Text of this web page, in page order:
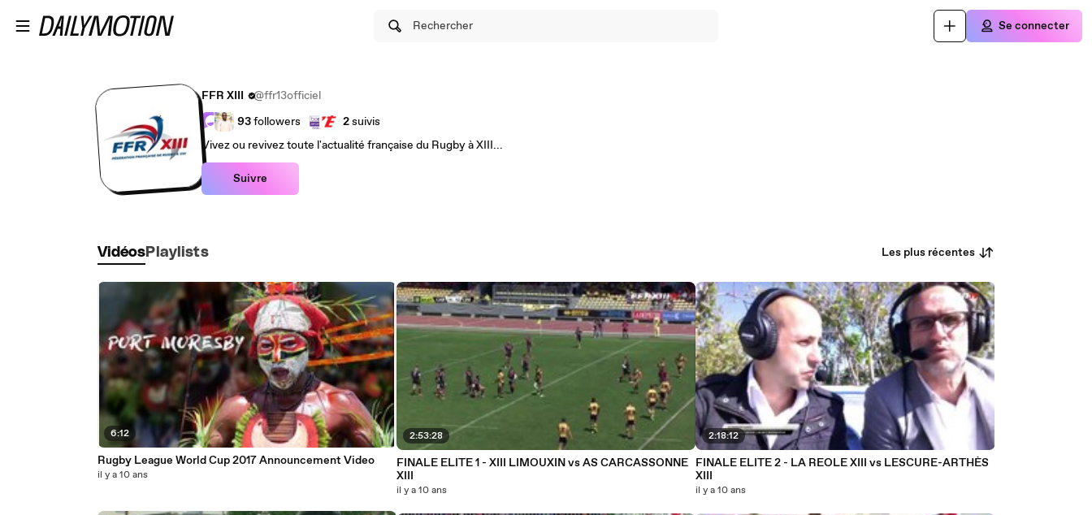
Rechercher Se connecter
FFR XIII
@ffr13officiel
93followers 2suivis
Vivez ou revivez toute l'actualité française du Rugby à XIII...
Suivre
Vidéos Playlists Les plus récentes
6:12
Rugby League World Cup 2017 Announcement Video
il y a 10 ans
2:53:28
FINALE ELITE 1 - XIII LIMOUXIN vs AS CARCASSONNE
XIII
il y a 10 ans
2:18:12
FINALE ELITE 2 - LA REOLE XIII vs LESCURE-ARTHÈS
XIII
il y a 10 ans